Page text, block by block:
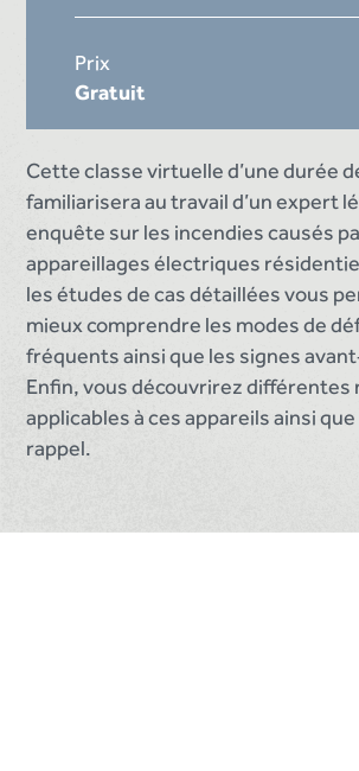
Prix
Gratuit
Cette classe virtuelle d’une durée
familiarisera au travail d’un expert
enquête sur les incendies causés
appareillages électriques
les études de cas détaillées vous
mieux comprendre les modes de
fréquents ainsi que les signes
Enfin, vous découvrirez différentes
applicables à ces appareils ainsi
rappel.